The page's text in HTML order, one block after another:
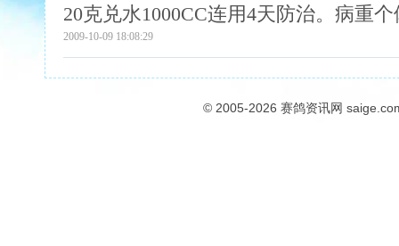
20克兑水1000CC连用4天防治。病重
2009-10-09 18:08:29
© 2005-2026 赛鸽资讯网